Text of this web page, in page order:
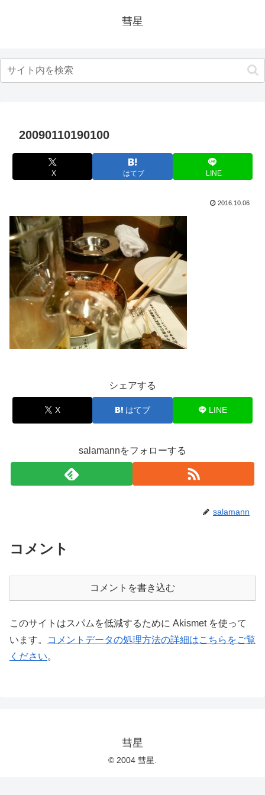
彗星
20090110190100
X はてブ LINE
2016.10.06
シェアする
X はてブ LINE
salamannをフォローする
salamann
コメント
コメントを書き込む
このサイトはスパムを低減するために Akismet を使って
います。
コメントデータの処理方法の詳細はこちらをご覧
ください。
彗星
© 2004 彗星.